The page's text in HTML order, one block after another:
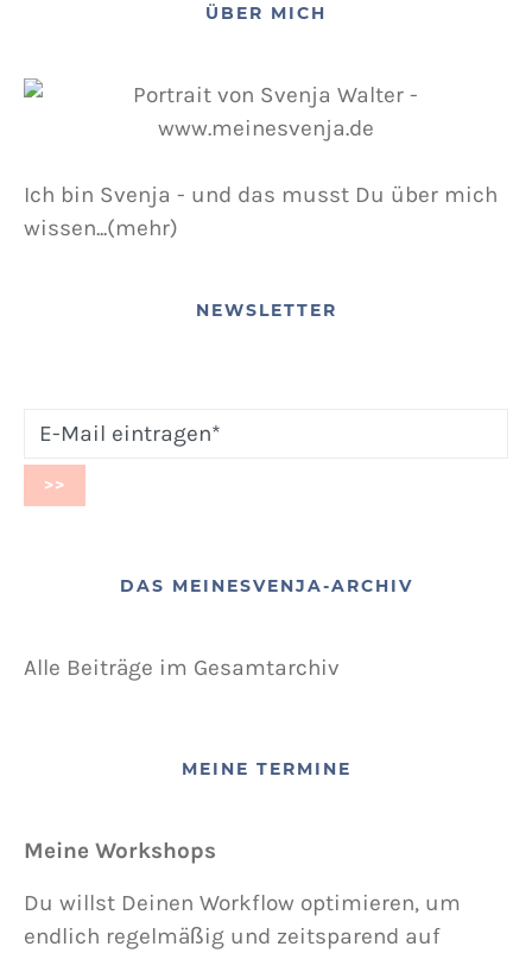
ÜBER MICH
Ich bin Svenja - und das musst Du über mich
wissen...(mehr)
NEWSLETTER
DAS MEINESVENJA-ARCHIV
Alle Beiträge im Gesamtarchiv
MEINE TERMINE
Meine Workshops
Du willst Deinen Workflow optimieren, um
endlich regelmäßig und zeitsparend auf